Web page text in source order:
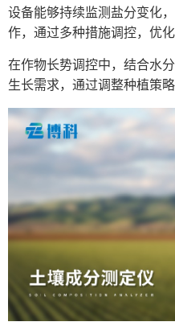
设备能够持续监测盐分变化
作，通过多种措施调控，优化
在作物长势调控中，结合水
生长需求，通过调整种植策